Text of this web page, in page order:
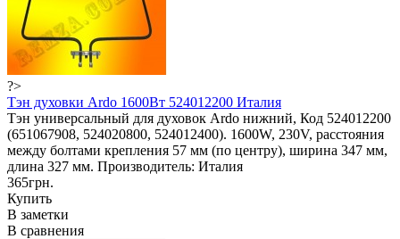
?>
Тэн духовки Ardo 1600Вт 524012200 Италия
Тэн универсальный для духовок Ardo нижний, Код 524012200
(651067908, 524020800, 524012400). 1600W, 230V, расстояния
между болтами крепления 57 мм (по центру), ширина 347 мм,
длина 327 мм. Производитель: Италия
365грн.
Купить
В заметки
В сравнения